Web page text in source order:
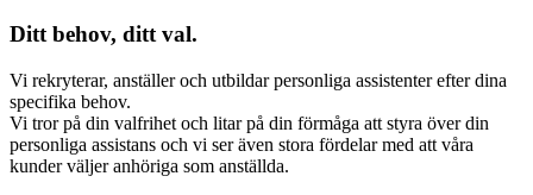
Ditt behov, ditt val.
Vi rekryterar, anställer och utbildar personliga assistenter efter dina
specifika behov.
Vi tror på din valfrihet och litar på din förmåga att styra över din
personliga assistans och vi ser även stora fördelar med att våra
kunder väljer anhöriga som anställda.